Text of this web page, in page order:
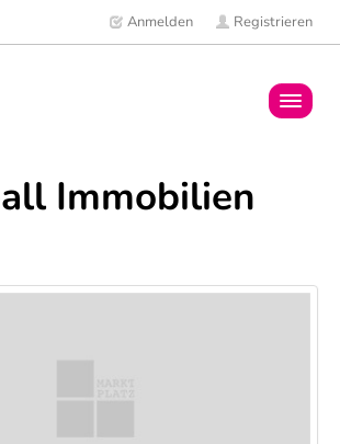
Anmelden Registrieren
Mitglieder
Immobilien